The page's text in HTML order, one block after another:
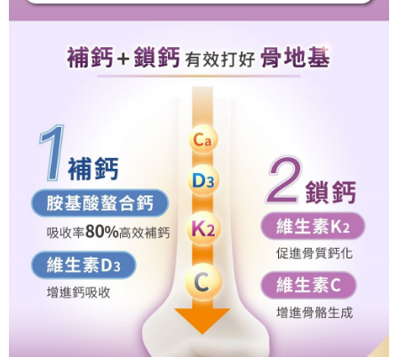
５．嚴禁一人註冊多個帳號或使用他人資訊註冊。若發現惡意使用之情形，
恩沛科技股份有限公司將有權停止該用戶之使用額度並採取法律行動。